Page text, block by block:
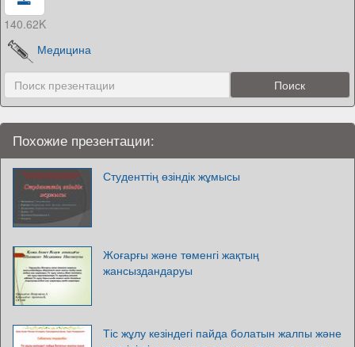
140.62K
Медицина
Похожие презентации:
Студенттің өзіндік жұмысы
Жоғарғы және төменгі жақтың
жансыздандаруы
Тіс жұлу кезіндегі пайда болатын жалпы және